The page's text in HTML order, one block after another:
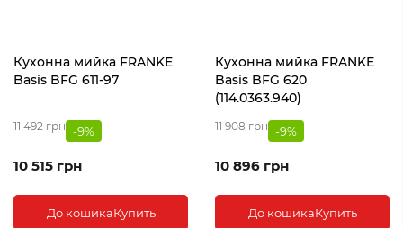
Кухонна мийка FRANKE
Basis BFG 611-97
11 492 грн -9%
10 515 грн
До кошикаКупить
Кухонна мийка FRANKE
Basis BFG 620
(114.0363.940)
11 908 грн -9%
10 896 грн
До кошикаКупить